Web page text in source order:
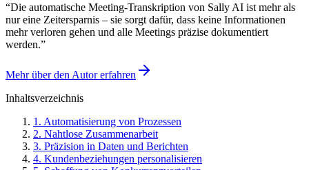
“Die automatische Meeting-Transkription von Sally AI ist mehr als
nur eine Zeitersparnis – sie sorgt dafür, dass keine Informationen
mehr verloren gehen und alle Meetings präzise dokumentiert
werden.”
Mehr über den Autor erfahren
Inhaltsverzeichnis
1 . Automatisierung von Prozessen
2. Nahtlose Zusammenarbeit
3. Präzision in Daten und Berichten
4. Kundenbeziehungen personalisieren